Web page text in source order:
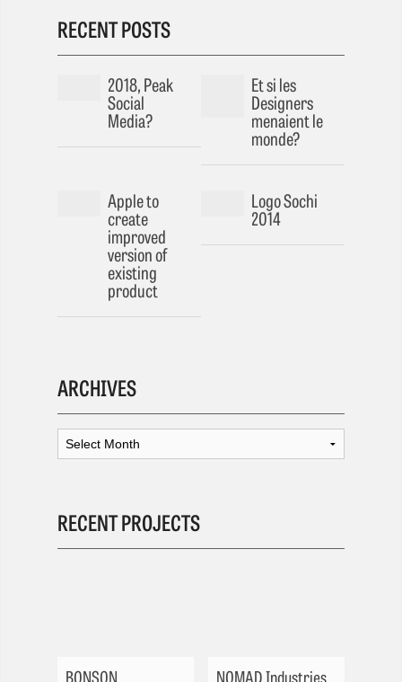
RECENT POSTS
2018, Peak
Social
Media?
Et si les
Designers
menaient le
monde?
Apple to
create
improved
version of
existing
product
Logo Sochi
2014
ARCHIVES
RECENT PROJECTS
BONSON NOMAD Industries